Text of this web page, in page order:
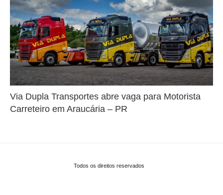
Via Dupla Transportes abre vaga para Motorista
Carreteiro em Araucária – PR
Todos os direitos reservados